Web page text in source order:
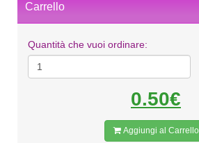
Carrello
Quantità che vuoi ordinare:
0.50€
Aggiungi al Carrello